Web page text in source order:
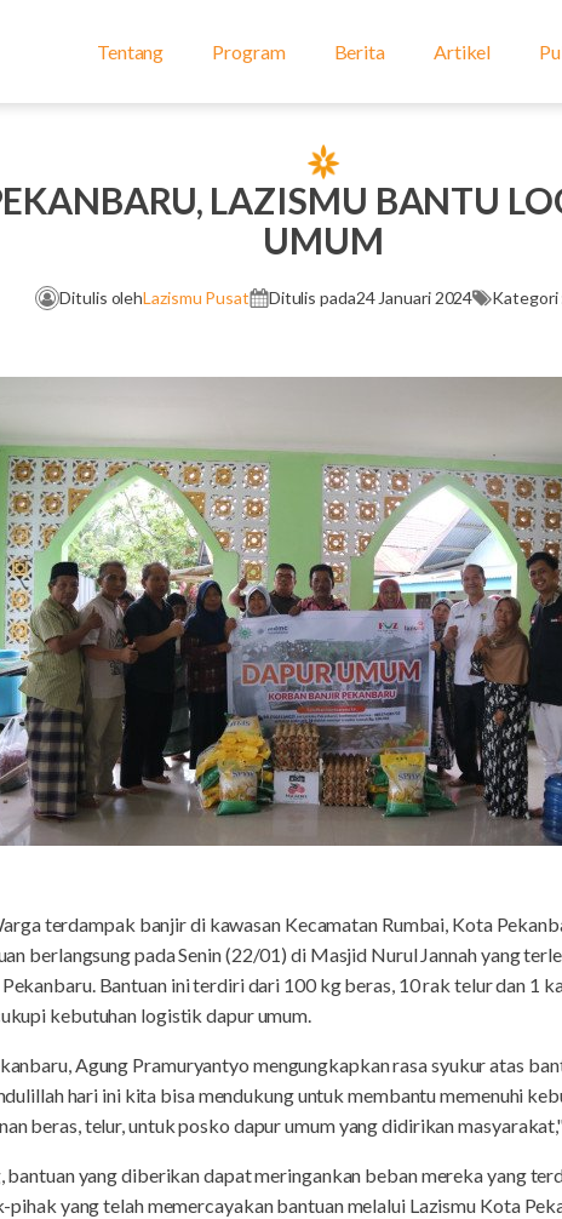
Tentang Program Berita Artikel
LAZISMU BANTU
UMUM
Ditulis olehLazismu Pusat Ditulis pada24 Januari 2024 Kategori
terdampak banjir di kawasan Kecamatan Rumbai, Kota
berlangsung pada Senin (22/01) di Masjid Nurul Jannah yang
Bantuan ini terdiri dari 100 kg beras, 10 rak telur dan 1
kebutuhan logistik dapur umum.
Agung Pramuryantyo mengungkapkan rasa syukur atas
hari ini kita bisa mendukung untuk membantu memenuhi
beras, telur, untuk posko dapur umum yang didirikan
bantuan yang diberikan dapat meringankan beban mereka yang
yang telah memercayakan bantuan melalui Lazismu Kota